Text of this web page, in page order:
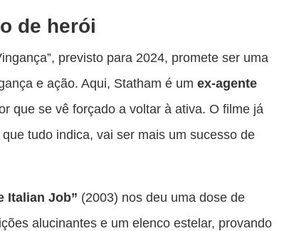
de herói
previsto para 2024, promete ser uma
e ação. Aqui, Statham é umex-agente
que se vê forçado a voltar à ativa. O filme já
tudo indica, vai ser mais um sucesso de
Italian Job” (2003) nos deu uma dose de
alucinantes e um elenco estelar, provando